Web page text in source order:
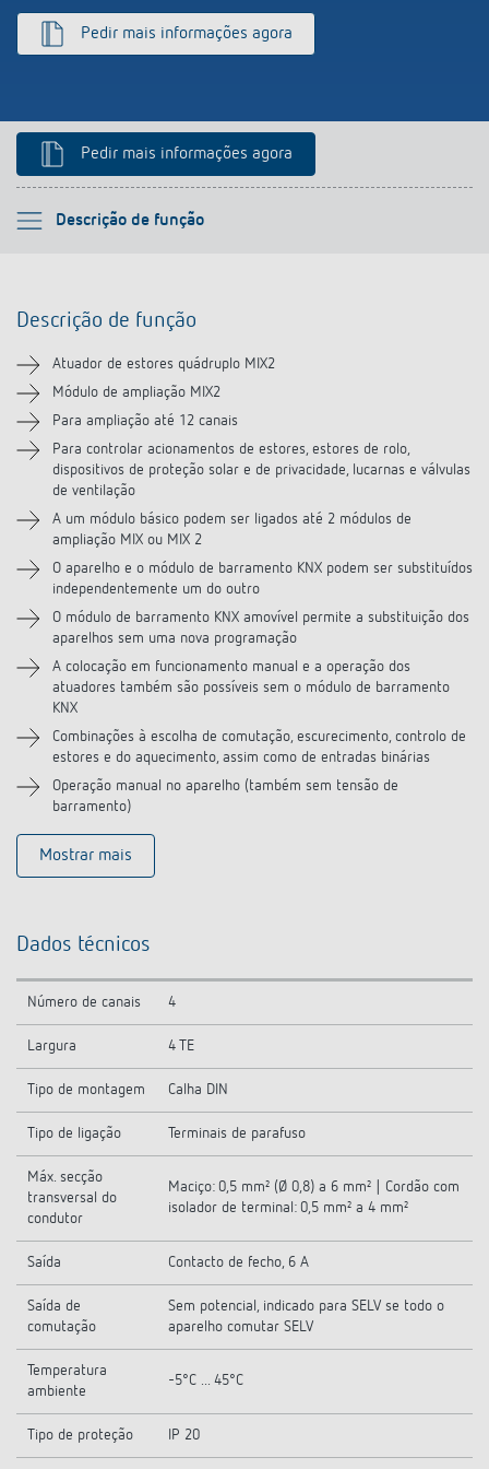
Pedir mais informações agora
Pedir mais informações agora
Descrição de função
Por favor selecione
Informação técnica
Transferências
Vídeos
Descrição de função
Atuador de estores quádruplo MIX2
Módulo de ampliação MIX2
Para ampliação até 12 canais
Para controlar acionamentos de estores, estores de rolo,
dispositivos de proteção solar e de privacidade, lucarnas e válvulas
de ventilação
A um módulo básico podem ser ligados até 2 módulos de
ampliação MIX ou MIX 2
O aparelho e o módulo de barramento KNX podem ser substituídos
independentemente um do outro
O módulo de barramento KNX amovível permite a substituição dos
aparelhos sem uma nova programação
A colocação em funcionamento manual e a operação dos
atuadores também são possíveis sem o módulo de barramento
KNX
Combinações à escolha de comutação, escurecimento, controlo de
estores e do aquecimento, assim como de entradas binárias
Operação manual no aparelho (também sem tensão de
barramento)
Mostrar mais
Dados técnicos
Número de canais 4
Largura 4 TE
Tipo de montagem Calha DIN
Tipo de ligação Terminais de parafuso
Máx. secção
transversal do
condutor
Maciço: 0,5 mm² (Ø 0,8) a 6 mm² | Cordão com
isolador de terminal: 0,5 mm² a 4 mm²
Saída Contacto de fecho, 6 A
Saída de
comutação
Sem potencial, indicado para SELV se todo o
aparelho comutar SELV
Temperatura
ambiente
-5°C ... 45°C
Tipo de proteção IP 20